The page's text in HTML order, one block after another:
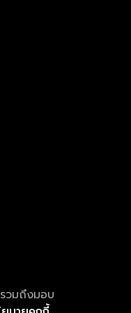
วมถึงมอบ